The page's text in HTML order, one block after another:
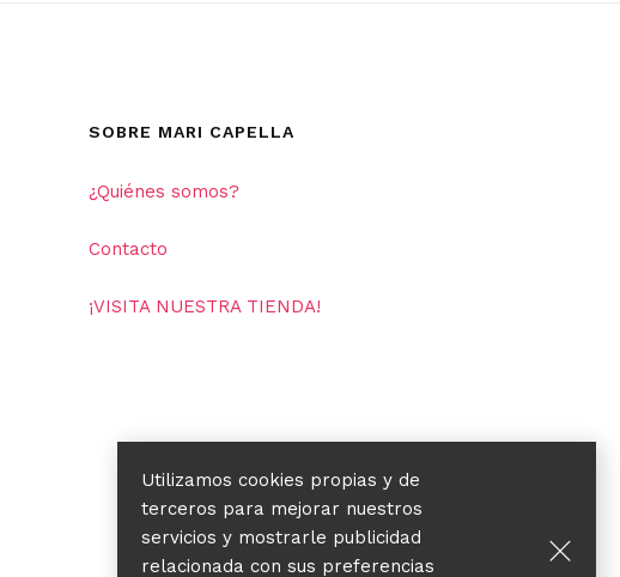
SOBRE MARI CAPELLA
¿Quiénes somos?
Contacto
¡VISITA NUESTRA TIENDA!
Utilizamos cookies propias y de
terceros para mejorar nuestros
servicios y mostrarle publicidad
relacionada con sus preferencias